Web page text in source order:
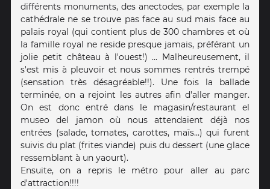
différents monuments, des anectodes, par exemple la
cathédrale ne se trouve pas face au sud mais face au
palais royal (qui contient plus de 300 chambres et où
la famille royal ne reside presque jamais, préférant un
jolie petit château à l'ouest!) ... Malheureusement, il
s'est mis à pleuvoir et nous sommes rentrés trempé
(sensation très désagréable!!). Une fois la ballade
terminée, on a rejoint les autres afin d'aller manger.
On est donc entré dans le magasin/restaurant el
museo del jamon où nous attendaient déjà nos
entrées (salade, tomates, carottes, maïs...) qui furent
suivis du plat (frites viande) puis du dessert (une glace
ressemblant à un yaourt).
Ensuite, on a repris le métro pour aller au parc
d'attraction!!!!